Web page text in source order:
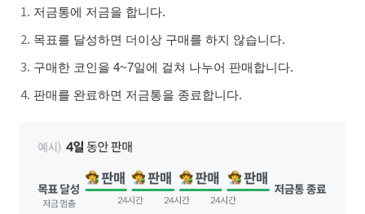
저금통에 저금을 합니다.
목표를 달성하면 더이상 구매를 하지 않습니다.
구매한 코인을 4~7일에 걸쳐 나누어 판매합니다.
판매를 완료하면 저금통을 종료합니다.